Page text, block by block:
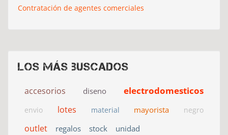
Contratación de agentes comerciales
Los más buscados
accesorios diseno electrodomesticos
envio lotes material mayorista negro
outlet regalos stock unidad